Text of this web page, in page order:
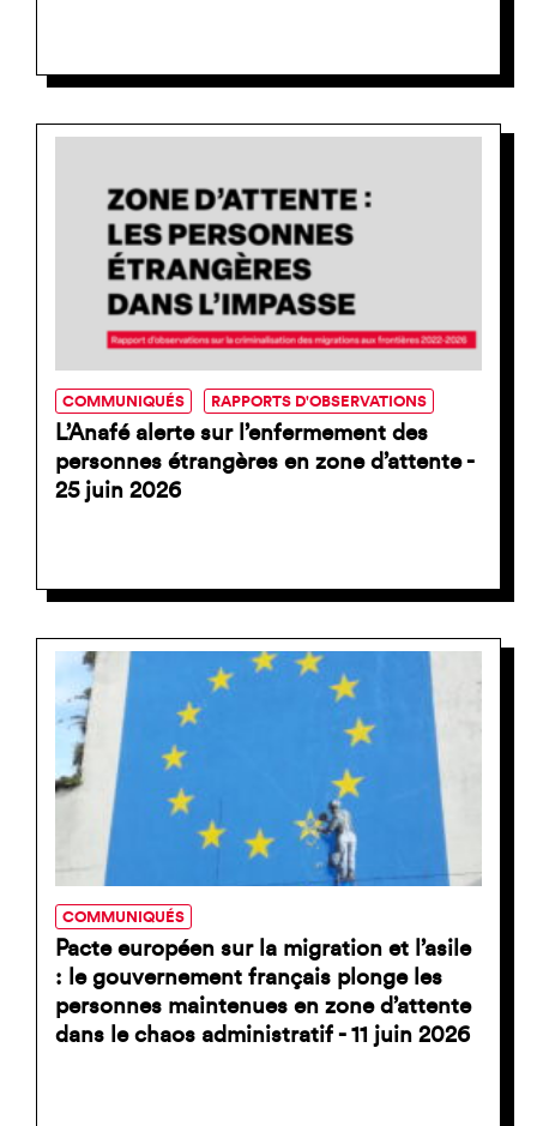
COMMUNIQUÉS RAPPORTS D'OBSERVATIONS
L’Anafé alerte sur l’enfermement des
personnes étrangères en zone d’attente -
25 juin 2026
COMMUNIQUÉS
Pacte européen sur la migration et l’asile
: le gouvernement français plonge les
personnes maintenues en zone d’attente
dans le chaos administratif - 11 juin 2026